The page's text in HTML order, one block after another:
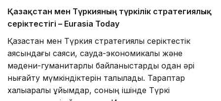
Қазақстан мен Түркияның түркілік стратегиялық
серіктестігі – Eurasia Today
Қазақстан мен Түркия стратегиялық серіктестік
аясындағы саяси, сауда-экономикалық және
мәдени-гуманитарлық байланыстарды одан әрі
нығайту мүмкіндіктерін талқылады. Тараптар
халықаралық ұйымдар, соның ішінде Түркі